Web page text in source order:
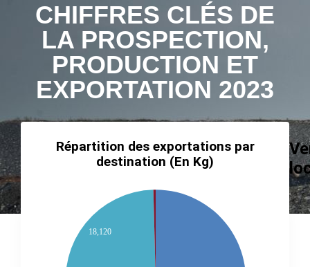
CHIFFRES CLÉS DE
LA PROSPECTION,
PRODUCTION ET
EXPORTATION 2023
Répartition
production
Répartition des exportations par
destination (En Kg)
18,120